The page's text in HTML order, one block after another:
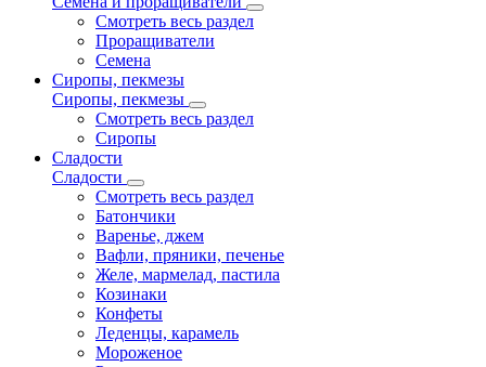
Смотреть весь раздел
Проращиватели
Семена
Сиропы, пекмезы
Сиропы, пекмезы
Смотреть весь раздел
Сиропы
Сладости
Сладости
Смотреть весь раздел
Батончики
Варенье, джем
Вафли, пряники, печенье
Желе, мармелад, пастила
Козинаки
Конфеты
Леденцы, карамель
Мороженое